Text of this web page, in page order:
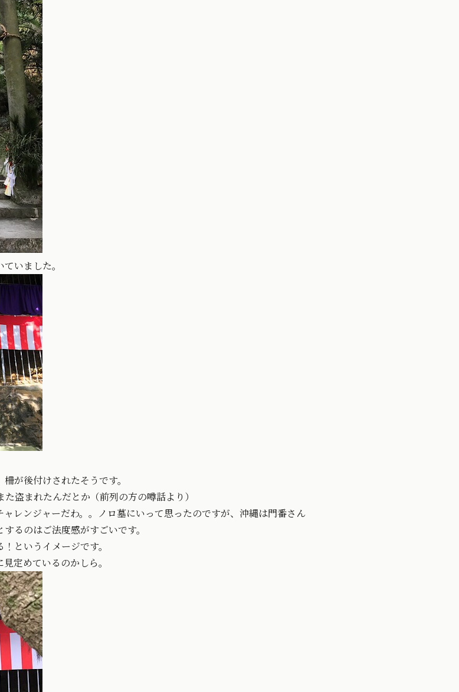
いました。
が後付けされたそうです。
盗まれたんだとか（前列の方の噂話より）
レンジャーだわ。。ノロ墓にいって思ったのですが、沖縄は門番さん
るのはご法度感がすごいです。
というイメージです。
定めているのかしら。